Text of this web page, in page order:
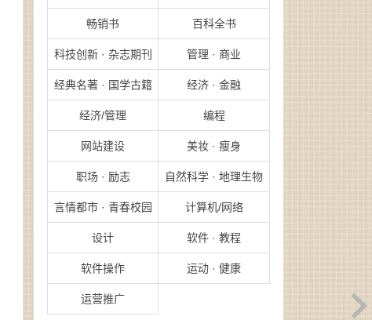
畅销书 百科全书
科技创新 · 杂志期刊 管理 · 商业
经典名著 · 国学古籍 经济 · 金融
经济/管理 编程
网站建设 美妆 · 瘦身
职场 · 励志 自然科学 · 地理生物
言情都市 · 青春校园 计算机/网络
设计 软件 · 教程
软件操作 运动 · 健康
运营推广